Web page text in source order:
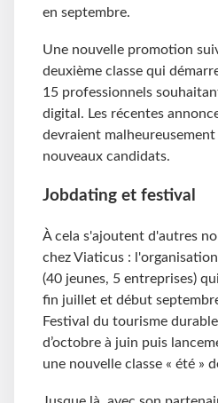
en septembre.
Une nouvelle promotion
deuxième classe qui
15 professionnels
digital. Les récentes
devraient
nouveaux candidats.
Jobdating et festival
À cela s'ajoutent d'autres
chez Viaticus :
(40 jeunes, 5 entreprises)
fin juillet et début
Festival du tourisme
d’octobre à juin puis
une nouvelle classe « été »